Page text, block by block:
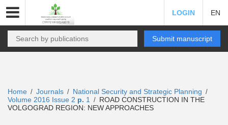
LOGIN EN
Submit manuscript
Home / Journals / National Security and Strategic Planning /
Volume 2016 Issue 2 p. 1 / ROAD CONSTRUCTION IN THE
VOLGOGRAD REGION: NEW APPROACHES